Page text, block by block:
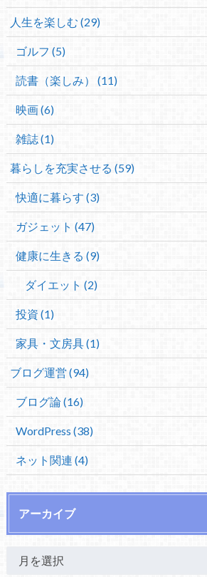
人生を楽しむ (29)
ゴルフ (5)
読書（楽しみ） (11)
映画 (6)
雑誌 (1)
暮らしを充実させる (59)
快適に暮らす (3)
ガジェット (47)
健康に生きる (9)
ダイエット (2)
投資 (1)
家具・文房具 (1)
ブログ運営 (94)
ブログ論 (16)
WordPress (38)
ネット関連 (4)
アーカイブ